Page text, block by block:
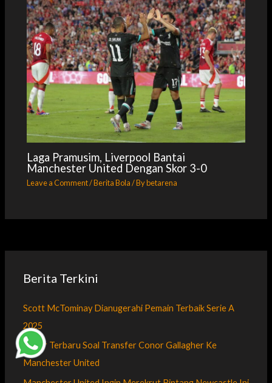
Laga Pramusim, Liverpool Bantai
Manchester United Dengan Skor 3-0
Leave a Comment/Berita Bola/ Bybetarena
Berita Terkini
Scott McTominay Dianugerahi Pemain Terbaik Serie A
2025
Kabar Terbaru Soal Transfer Conor Gallagher Ke
Manchester United